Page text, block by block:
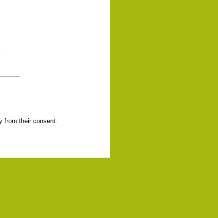
from their consent.